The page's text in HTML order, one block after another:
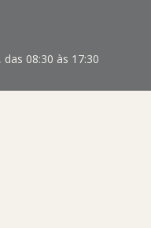
08:30 às 17:30